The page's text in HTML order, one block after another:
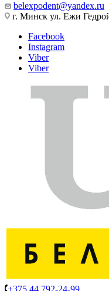
belexpodent@yandex.ru
г. Минск ул. Ежи
Facebook
Instagram
Viber
Viber
+375 44 792-24-99